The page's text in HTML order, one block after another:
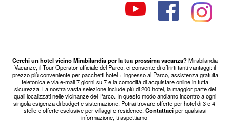
Cerchi un hotel vicino Mirabilandia per la tua prossima vacanza?Mirabilandia
Vacanze, il Tour Operator ufficiale del Parco, ci consente di offrirti tanti vantaggi: il
prezzo più conveniente per pacchetti hotel + ingresso al Parco, assistenza gratuita
telefonica e via e-mail 7 giorni su 7 e la comodità di acquistare online in tutta
sicurezza. La nostra vasta selezione include più di 200 hotel, la maggior parte dei
quali localizzati nelle vicinanze del Parco. In questo modo andiamo incontro a ogni
singola esigenza di budget e sistemazione. Potrai trovare offerte per hotel di 3 e 4
stelle e offerte esclusive per villaggi e residence. Contattaciper qualsiasi
informazione, ti aspettiamo!